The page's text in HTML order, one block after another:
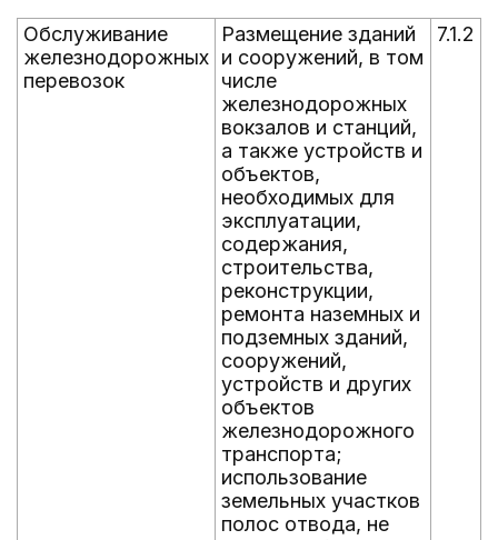
Обслуживание
железнодорожных
перевозок
Размещение зданий
и сооружений, в том
числе
железнодорожных
вокзалов и станций,
а также устройств и
объектов,
необходимых для
эксплуатации,
содержания,
строительства,
реконструкции,
ремонта наземных и
подземных зданий,
сооружений,
устройств и других
объектов
железнодорожного
транспорта;
использование
земельных участков
полос отвода, не
7.1.2